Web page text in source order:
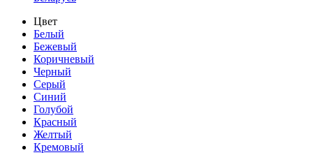
Цвет
Белый
Бежевый
Коричневый
Черный
Серый
Синий
Голубой
Красный
Желтый
Кремовый